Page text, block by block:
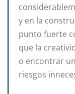
y en la
punto fuerte
que la
o encontrar
riesgos